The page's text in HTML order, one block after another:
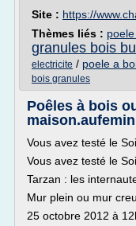
Site : https://
Thèmes liés :
granules bois
electricite / poele a
bois granules
Poêles à bois
Vous avez testé le
Vous avez testé le
Tarzan : les
Mur plein ou mur
25 octobre 2012 à